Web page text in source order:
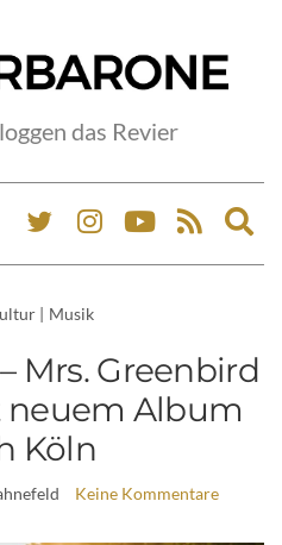
das Revier
| Musik
Mrs. Greenbird
Album
Köln
Keine Kommentare